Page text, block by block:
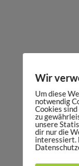
Wir
Um diese
notwendig
Cookies
zu
unsere
dir nur die
interessiert.